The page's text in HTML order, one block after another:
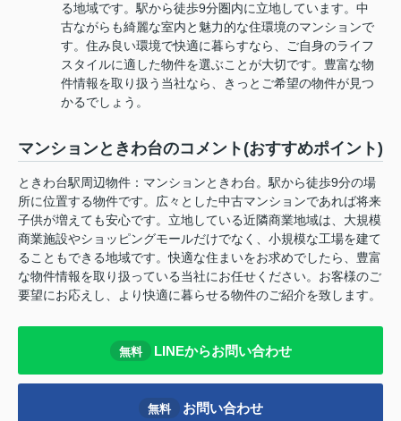
る地域です。駅から徒歩9分圏内に立地しています。中
古ながらも綺麗な室内と魅力的な住環境のマンションで
す。住み良い環境で快適に暮らすなら、ご自身のライフ
スタイルに適した物件を選ぶことが大切です。豊富な物
件情報を取り扱う当社なら、きっとご希望の物件が見つ
かるでしょう。
マンションときわ台のコメント(おすすめポイント)
ときわ台駅周辺物件：マンションときわ台。駅から徒歩9分の場
所に位置する物件です。広々とした中古マンションであれば将来
子供が増えても安心です。立地している近隣商業地域は、大規模
商業施設やショッピングモールだけでなく、小規模な工場を建て
ることもできる地域です。快適な住まいをお求めでしたら、豊富
な物件情報を取り扱っている当社にお任せください。お客様のご
要望にお応えし、より快適に暮らせる物件のご紹介を致します。
無料 LINEからお問い合わせ
無料 お問い合わせ